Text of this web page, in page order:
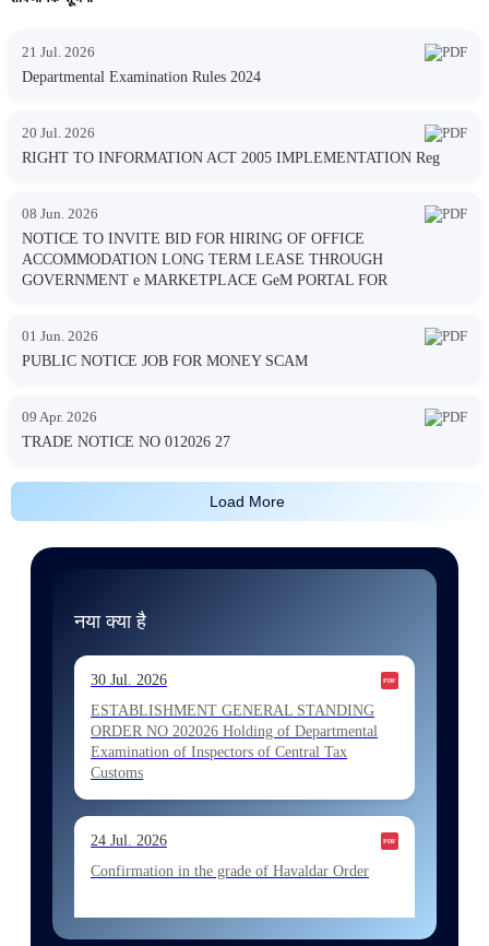
21 Jul. 2026
Departmental Examination Rules 2024
20 Jul. 2026
RIGHT TO INFORMATION ACT 2005 IMPLEMENTATION Reg
08 Jun. 2026
NOTICE TO INVITE BID FOR HIRING OF OFFICE
ACCOMMODATION LONG TERM LEASE THROUGH
GOVERNMENT e MARKETPLACE GeM PORTAL FOR
01 Jun. 2026
PUBLIC NOTICE JOB FOR MONEY SCAM
09 Apr. 2026
TRADE NOTICE NO 012026 27
Load More
नया क्या है
30 Jul. 2026
ESTABLISHMENT GENERAL STANDING
ORDER NO 202026 Holding of Departmental
Examination of Inspectors of Central Tax
Customs
24 Jul. 2026
Confirmation in the grade of Havaldar Order